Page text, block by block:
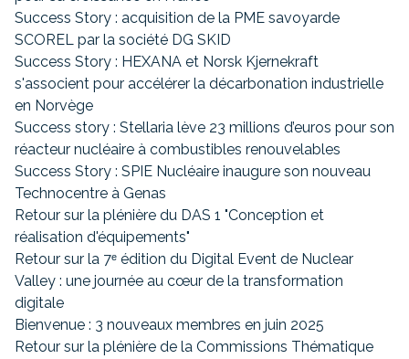
Success Story : acquisition de la PME savoyarde
SCOREL par la société DG SKID
Success Story : HEXANA et Norsk Kjernekraft
s'associent pour accélérer la décarbonation industrielle
en Norvège
Success story : Stellaria lève 23 millions d’euros pour son
réacteur nucléaire à combustibles renouvelables
Success Story : SPIE Nucléaire inaugure son nouveau
Technocentre à Genas
Retour sur la plénière du DAS 1 "Conception et
réalisation d'équipements"
Retour sur la 7ᵉ édition du Digital Event de Nuclear
Valley : une journée au cœur de la transformation
digitale
Bienvenue : 3 nouveaux membres en juin 2025
Retour sur la plénière de la Commissions Thématique